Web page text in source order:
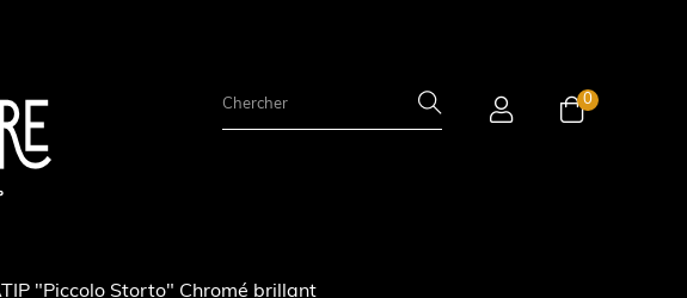
0
"Piccolo Storto" Chromé brillant